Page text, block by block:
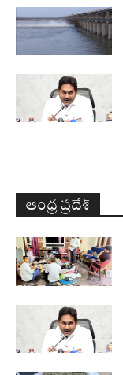
ఆంధ్ర ప్రదేశ్